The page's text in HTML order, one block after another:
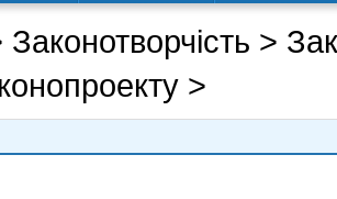
Законотворчість >
>